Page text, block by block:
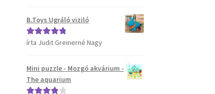
B.Toys Ugráló viziló
Értékelés:5/
írta Judit Greinerné Nagy
Mini puzzle - Mozgó akvárium -
The aquarium